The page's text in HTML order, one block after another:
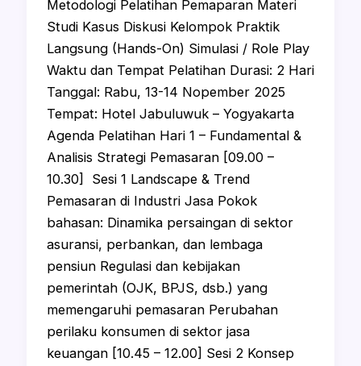
Metodologi Pelatihan Pemaparan Materi
Studi Kasus Diskusi Kelompok Praktik
Langsung (Hands-On) Simulasi / Role Play
Waktu dan Tempat Pelatihan Durasi: 2 Hari
Tanggal: Rabu, 13-14 Nopember 2025
Tempat: Hotel Jabuluwuk – Yogyakarta
Agenda Pelatihan Hari 1 – Fundamental &
Analisis Strategi Pemasaran [09.00 –
10.30] Sesi 1 Landscape & Trend
Pemasaran di Industri Jasa Pokok
bahasan: Dinamika persaingan di sektor
asuransi, perbankan, dan lembaga
pensiun Regulasi dan kebijakan
pemerintah (OJK, BPJS, dsb.) yang
memengaruhi pemasaran Perubahan
perilaku konsumen di sektor jasa
keuangan [10.45 – 12.00] Sesi 2 Konsep